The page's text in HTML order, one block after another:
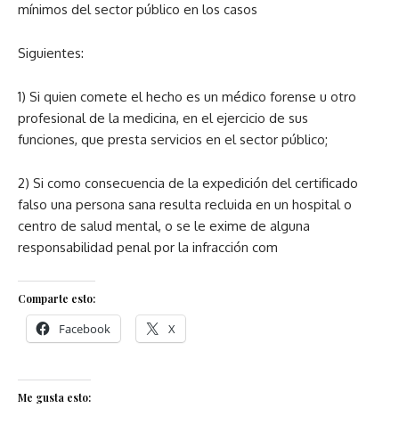
mínimos del sector público en los casos
Siguientes:
1) Si quien comete el hecho es un médico forense u otro
profesional de la medicina, en el ejercicio de sus
funciones, que presta servicios en el sector público;
2) Si como consecuencia de la expedición del certificado
falso una persona sana resulta recluida en un hospital o
centro de salud mental, o se le exime de alguna
responsabilidad penal por la infracción com
Comparte esto:
Facebook X
Me gusta esto: